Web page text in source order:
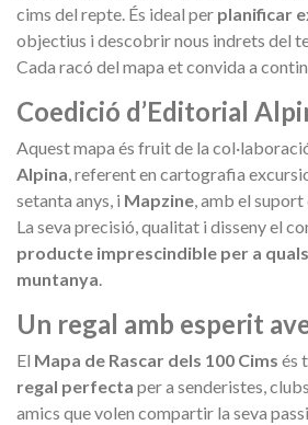
cims del repte. És ideal per planificar
objectius i descobrir nous indrets del
Cada racó del mapa et convida a
Coedició d’Editorial
Aquest mapa és fruit de la
Alpina, referent en cartografia
setanta anys, i Mapzine, amb el suport
La seva precisió, qualitat i disseny el
producte imprescindible per a
muntanya.
Un regal amb esperit
El Mapa de Rascar dels 100 Cims és
regal perfecta per a senderistes,
amics que volen compartir la seva